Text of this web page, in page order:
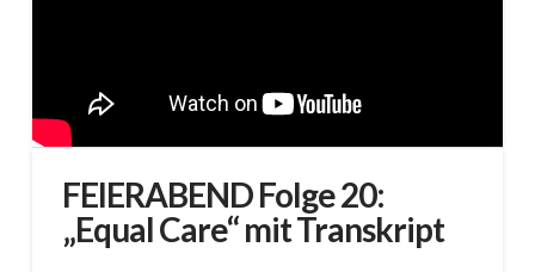
FEIERABEND Folge 20:
„Equal Care“ mit Transkript